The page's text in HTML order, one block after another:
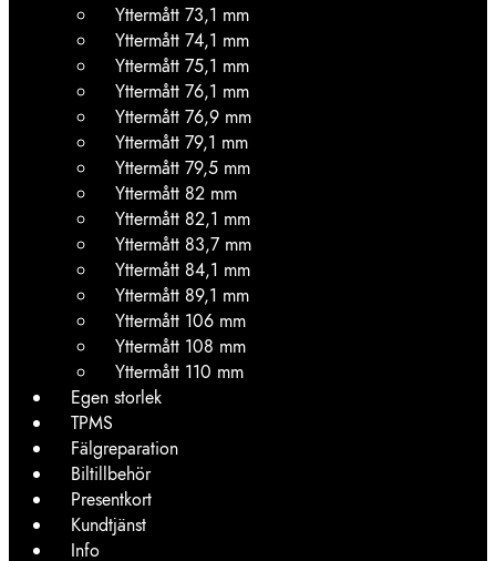
Yttermått 73,1 mm
Yttermått 74,1 mm
Yttermått 75,1 mm
Yttermått 76,1 mm
Yttermått 76,9 mm
Yttermått 79,1 mm
Yttermått 79,5 mm
Yttermått 82 mm
Yttermått 82,1 mm
Yttermått 83,7 mm
Yttermått 84,1 mm
Yttermått 89,1 mm
Yttermått 106 mm
Yttermått 108 mm
Yttermått 110 mm
Egen storlek
TPMS
Fälgreparation
Biltillbehör
Presentkort
Kundtjänst
Info